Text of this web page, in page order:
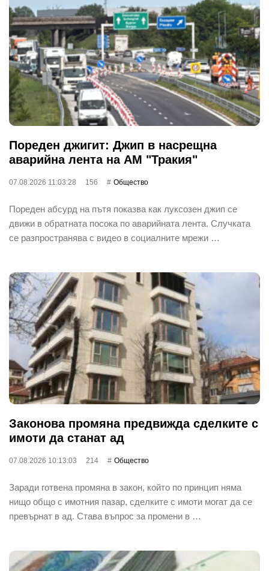
Пореден джигит: Джип в насрещна
аварийна лента на АМ "Тракия"
07.08.2026 11:03:28 156 Общество
Пореден абсурд на пътя показва как луксозен джип се
движи в обратната посока по аварийната лента. Случката
се разпространява с видео в социалните мрежи …
Законова промяна предвижда сделките с
имоти да станат ад
07.08.2026 10:13:03 214 Общество
Заради готвена промяна в закон, който по принцип няма
нищо общо с имотния пазар, сделките с имоти могат да се
превърнат в ад. Става въпрос за промени в …